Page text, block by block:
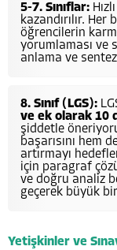
5-7. Sınıflar:
kazandırılır. Her
öğrencilerin
yorumlaması ve
anlama ve
8. Sınıf (LGS):
ve ek olarak 10
şiddetle
başarısını hem
artırmayı
için paragraf
ve doğru analiz
geçerek büyük
Yetişkinler ve